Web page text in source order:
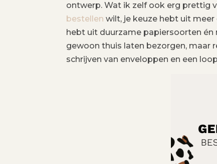
ontwerp. Wat ik zelf ook erg prettig
bestellen wilt, je keuze hebt uit
hebt uit duurzame papiersoorten
gewoon thuis laten bezorgen, maar
schrijven van enveloppen en een